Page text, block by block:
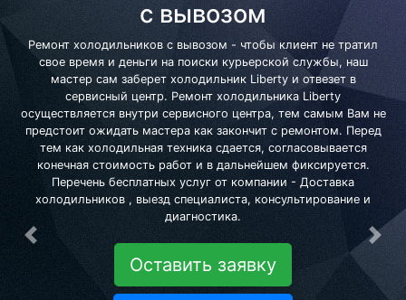
с вывозом
Ремонт холодильников с вывозом - чтобы клиент не тратил
свое время и деньги на поиски курьерской службы, наш
мастер сам заберет холодильник Liberty и отвезет в
сервисный центр. Ремонт холодильника Liberty
осуществляется внутри сервисного центра, тем самым Вам не
предстоит ожидать мастера как закончит с ремонтом. Перед
тем как холодильная техника сдается, согласовывается
конечная стоимость работ и в дальнейшем фиксируется.
Перечень бесплатных услуг от компании - Доставка
холодильников , выезд специалиста, консультирование и
диагностика.
Оставить заявку
Предыдущая